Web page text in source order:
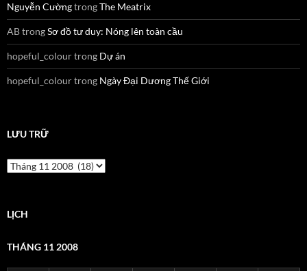
Nguyễn CườngtrongThe Meatrix
ABtrongSơ đồ tư duy: Nóng lên toàn cầu
hopeful_colourtrong Dự án
hopeful_colourtrong Ngày Đại Dương Thế Giới
LƯU TRỮ
Lưu
trữ
LỊCH
THÁNG 11 2008